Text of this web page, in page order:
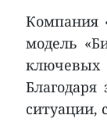
Компания
модель
ключевых
ситуации,